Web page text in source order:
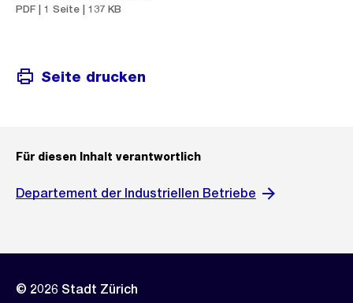
PDF | 1 Seite | 137 KB
Seite drucken
Für diesen Inhalt verantwortlich
Departement der Industriellen Betriebe
© 2026 Stadt Zürich